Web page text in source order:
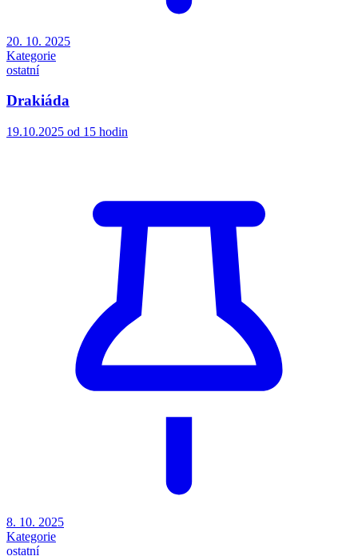
20. 10. 2025
Kategorie
ostatní
Drakiáda
19.10.2025 od 15 hodin
8. 10. 2025
Kategorie
ostatní